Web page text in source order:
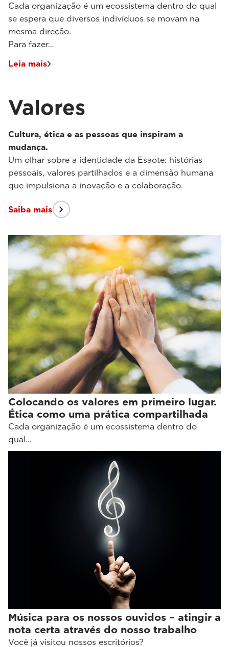
Cada organização é um ecossistema dentro do qual
se espera que diversos indivíduos se movam na
mesma direção.
Para fazer…
Leia mais
Valores
Cultura, ética e as pessoas que inspiram a
mudança.
Um olhar sobre a identidade da Esaote: histórias
pessoais, valores partilhados e a dimensão humana
que impulsiona a inovação e a colaboração.
Saiba mais
Colocando os valores em primeiro lugar.
Ética como uma prática compartilhada
Cada organização é um ecossistema dentro do
qual…
Música para os nossos ouvidos – atingir a
nota certa através do nosso trabalho
Você já visitou nossos escritórios?